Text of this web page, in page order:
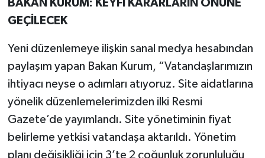
BAKAN KURUM: KEYFİ KARARLARIN ÖNÜNE
GEÇİLECEK
Yeni düzenlemeye ilişkin sanal medya hesabından
paylaşım yapan Bakan Kurum, “Vatandaşlarımızın
ihtiyacı neyse o adımları atıyoruz. Site aidatlarına
yönelik düzenlemelerimizden ilki Resmi
Gazete’de yayımlandı. Site yönetiminin fiyat
belirleme yetkisi vatandaşa aktarıldı. Yönetim
planı değişikliği için 3’te 2 çoğunluk zorunluluğu